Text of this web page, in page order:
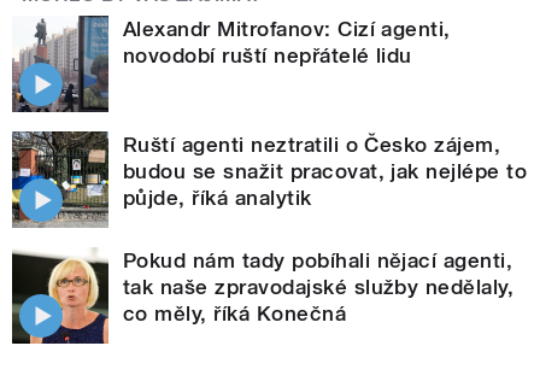
Alexandr Mitrofanov: Cizí agenti,
novodobí ruští nepřátelé lidu
Ruští agenti neztratili o Česko zájem,
budou se snažit pracovat, jak nejlépe to
půjde, říká analytik
Pokud nám tady pobíhali nějací agenti,
tak naše zpravodajské služby nedělaly,
co měly, říká Konečná